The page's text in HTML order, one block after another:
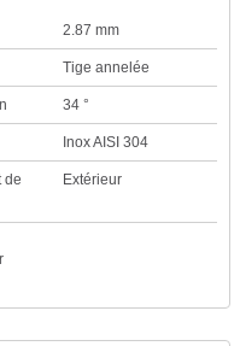
2.87 mm
Tige annelée
34 °
Inox AISI 304
de
Extérieur